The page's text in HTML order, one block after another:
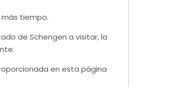
más tiempo.
de Schengen a visitar, la
en esta página